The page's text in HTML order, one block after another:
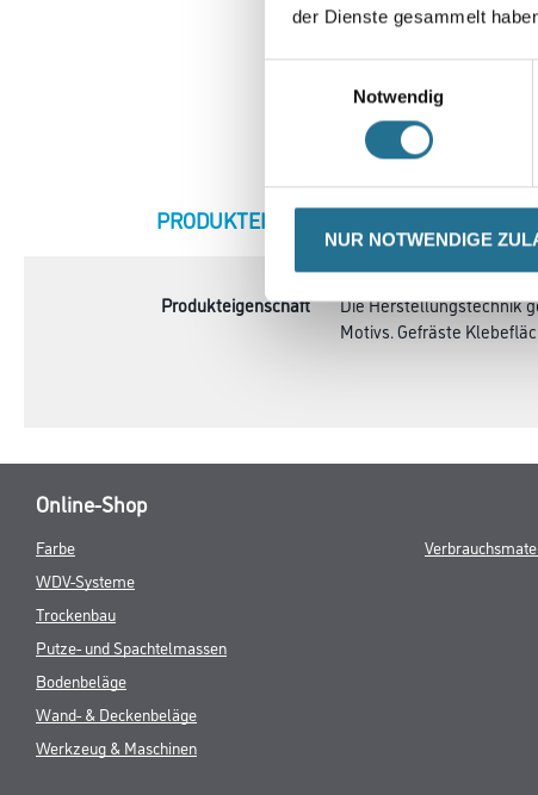
der Dienste gesammelt
Notwendig
NUR NOTWENDIGE
CURRENT
PRODUKTEIGENSCHAFTEN
Produkteigenschaft
Die Herstellungstechnik
Motivs. Gefräste
Online-Shop
Farbe
WDV-Systeme
Trockenbau
Putze- und Spachtelmassen
Bodenbeläge
Wand- & Deckenbeläge
Werkzeug & Maschinen